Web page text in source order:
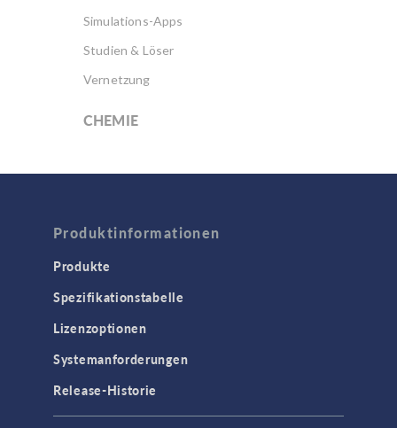
Simulations-Apps
Studien & Löser
Vernetzung
CHEMIE
Brennstoffzellen & Elektrolyseure
Korrosion und Korrosionsschutz
Verfahrenstechnik
COMSOL NOW
ELEKTROMAGNETIK
Halbleiterbauelemente
Hochfrequenz- und
Produktinformationen
Produkte
Spezifikationstabelle
Lizenzoptionen
Systemanforderungen
Release-Historie